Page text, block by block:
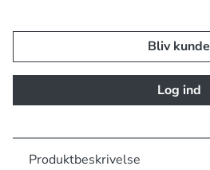
Bliv kunde
Log ind
Produktbeskrivelse